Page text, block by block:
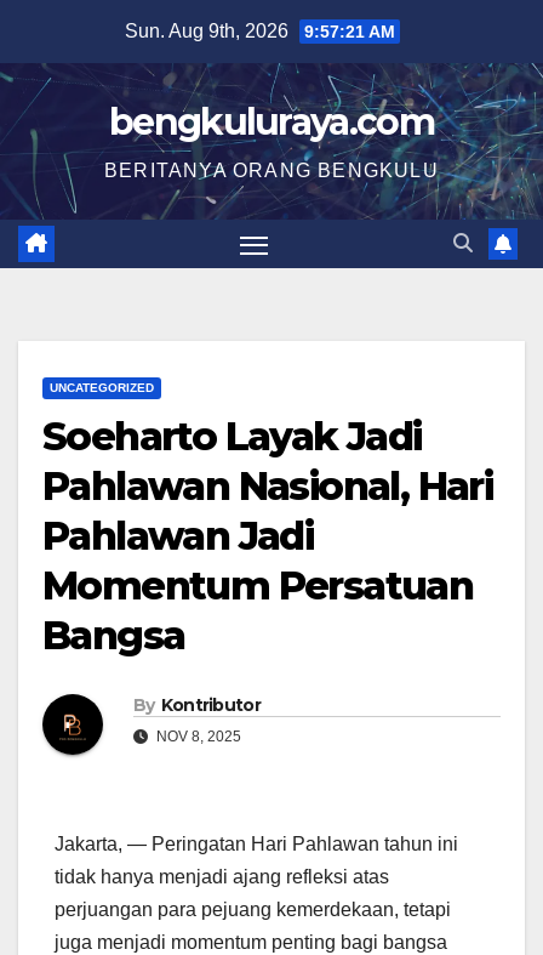
content
Sun. Aug 9th, 2026 9:57:21 AM
bengkuluraya.com
BERITANYA ORANG BENGKULU
UNCATEGORIZED
Soeharto Layak Jadi
Pahlawan Nasional, Hari
Pahlawan Jadi
Momentum Persatuan
Bangsa
By Kontributor
NOV 8, 2025
Jakarta, — Peringatan Hari Pahlawan tahun ini
tidak hanya menjadi ajang refleksi atas
perjuangan para pejuang kemerdekaan, tetapi
juga menjadi momentum penting bagi bangsa